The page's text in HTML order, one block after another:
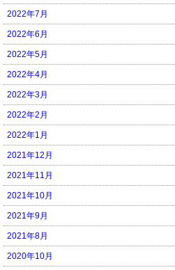
2022年7月
2022年6月
2022年5月
2022年4月
2022年3月
2022年2月
2022年1月
2021年12月
2021年11月
2021年10月
2021年9月
2021年8月
2020年10月